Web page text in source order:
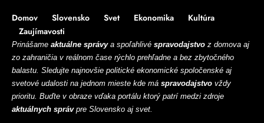
Domov Slovensko Svet Ekonomika
Kultúra
Zaujímavosti
Prinášame aktuálne správya spoľahlivé spravodajstvo z domova aj
zo zahraničia v reálnom čase rýchlo prehľadne a bez zbytočného
balastu. Sledujte najnovšie politické ekonomické spoločenské aj
svetové udalosti na jednom mieste kde má spravodajstvo vždy
prioritu. Buďte v obraze vďaka portálu ktorý patrí medzi zdroje
aktuálnych správpre Slovensko aj svet.